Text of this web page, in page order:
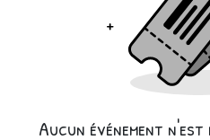
Aucun événement